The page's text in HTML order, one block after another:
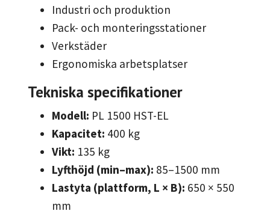
Industri och produktion
Pack- och monteringsstationer
Verkstäder
Ergonomiska arbetsplatser
Tekniska specifikationer
Modell: PL 1500 HST-EL
Kapacitet: 400 kg
Vikt: 135 kg
Lyfthöjd (min–max): 85–1500 mm
Lastyta (plattform, L × B): 650 × 550
mm